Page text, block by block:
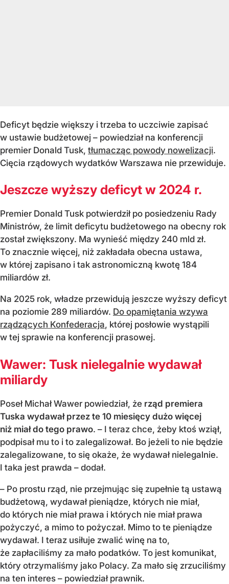
Deficyt będzie większy i trzeba to uczciwie zapisać
w ustawie budżetowej – powiedział na konferencji
premier Donald Tusk, tłumacząc powody nowelizacji.
Cięcia rządowych wydatków Warszawa nie przewiduje.
Jeszcze wyższy deficyt w 2024 r.
Premier Donald Tusk potwierdził po posiedzeniu Rady
Ministrów, że limit deficytu budżetowego na obecny rok
został zwiększony. Ma wynieść między 240 mld zł.
To znacznie więcej, niż zakładała obecna ustawa,
w której zapisano i tak astronomiczną kwotę 184
miliardów zł.
Na 2025 rok, władze przewidują jeszcze wyższy deficyt
na poziomie 289 miliardów. Do opamiętania wzywa
rządzących Konfederacja, której posłowie wystąpili
w tej sprawie na konferencji prasowej.
Wawer: Tusk nielegalnie wydawał
miliardy
Poseł Michał Wawer powiedział, że rząd premiera
Tuska wydawał przez te 10 miesięcy dużo więcej
niż miał do tego prawo. – I teraz chce, żeby ktoś wziął,
podpisał mu to i to zalegalizował. Bo jeżeli to nie będzie
zalegalizowane, to się okaże, że wydawał nielegalnie.
I taka jest prawda – dodał.
– Po prostu rząd, nie przejmując się zupełnie tą ustawą
budżetową, wydawał pieniądze, których nie miał,
do których nie miał prawa i których nie miał prawa
pożyczyć, a mimo to pożyczał. Mimo to te pieniądze
wydawał. I teraz usiłuje zwalić winę na to,
że zapłaciliśmy za mało podatków. To jest komunikat,
który otrzymaliśmy jako Polacy. Za mało się zrzuciliśmy
na ten interes – powiedział prawnik.